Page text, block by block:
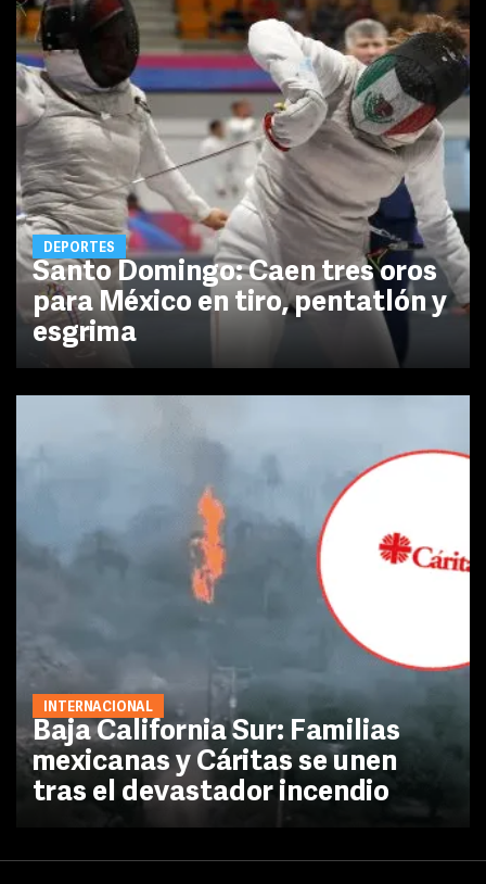
DEPORTES
Santo Domingo: Caen tres oros
para México en tiro, pentatlón y
esgrima
INTERNACIONAL
Baja California Sur: Familias
mexicanas y Cáritas se unen
tras el devastador incendio